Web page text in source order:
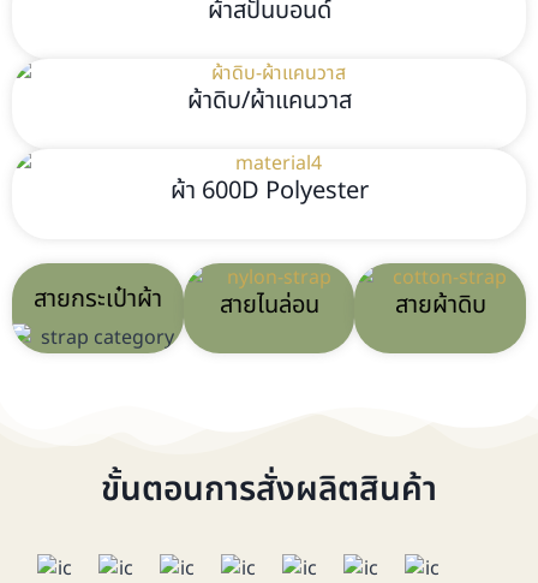
ผ้าสปันบอนด์
ผ้าดิบ/ผ้าแคนวาส
ผ้า 600D Polyester
สายกระเป๋าผ้า สายไนล่อน สายผ้าดิบ
ขั้นตอนการสั่งผลิตสินค้า